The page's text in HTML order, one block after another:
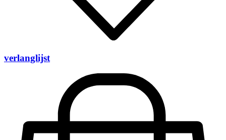
verlanglijst